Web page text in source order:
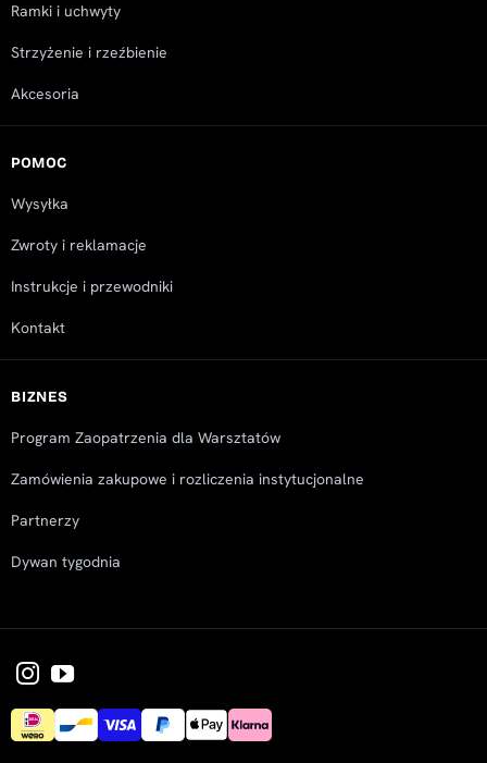
Ramki i uchwyty
Strzyżenie i rzeźbienie
Akcesoria
POMOC
Wysyłka
Zwroty i reklamacje
Instrukcje i przewodniki
Kontakt
BIZNES
Program Zaopatrzenia dla Warsztatów
Zamówienia zakupowe i rozliczenia instytucjonalne
Partnerzy
Dywan tygodnia